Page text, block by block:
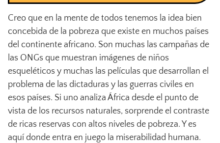
Creo que en la mente de todos tenemos la idea bien
concebida de la pobreza que existe en muchos países
del continente africano. Son muchas las campañas de
las ONGs que muestran imágenes de niños
esqueléticos y muchas las películas que desarrollan el
problema de las dictaduras y las guerras civiles en
esos países. Si uno analiza África desde el punto de
vista de los recursos naturales, sorprende el contraste
de ricas reservas con altos niveles de pobreza. Y es
aquí donde entra en juego la miserabilidad humana.